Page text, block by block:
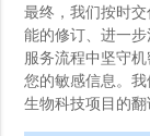
最终，我们按时
能的修订、进一
服务流程中坚守
您的敏感信息。
生物科技项目的翻